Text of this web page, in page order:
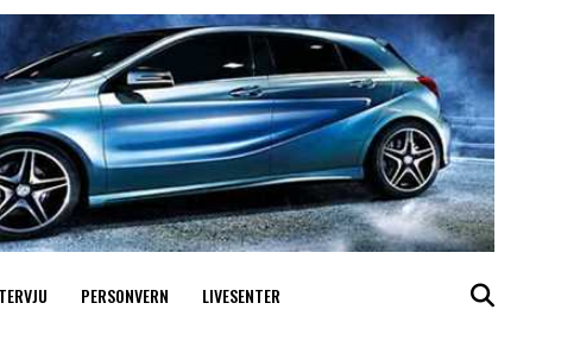
PERSONVERN LIVESENTER